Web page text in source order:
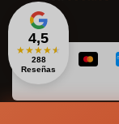
4,5
★★★★★
288
Reseñas